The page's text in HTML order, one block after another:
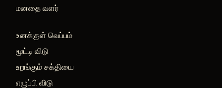
மனதை வளர்
உனக்குள் வெப்பம்
மூட்டி விடு
உறங்கும் சக்தியை
எழுப்பி விடு